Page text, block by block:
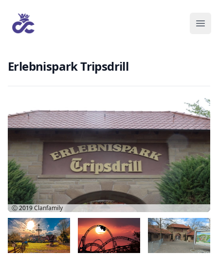
Erlebnispark Tripsdrill
Ⓒ 2019Clanfamily